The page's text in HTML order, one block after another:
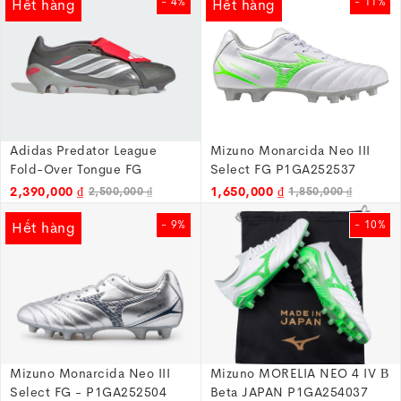
chuyển động, đi bóng,…như những gì chúng ta đã
được thấy ở Neymar.
Những điều cần lưu ý để lựa chọn một
đôi giày bóng đá phù hợp
Adidas Predator League
Fold-Over Tongue FG
JS0426
2,390,000 ₫ 2,500,000 ₫
Hết hàng
Mizuno Monarcida Neo III
Select FG P1GA252537
1,650,000 ₫ 1,850,000 ₫
Hết hàng
- 9%
Mizuno Monarcida Neo III
Select FG - P1GA252504
Hết hàng - 10%
Mizuno MORELIA NEO 4 IV Β
Beta JAPAN P1GA254037